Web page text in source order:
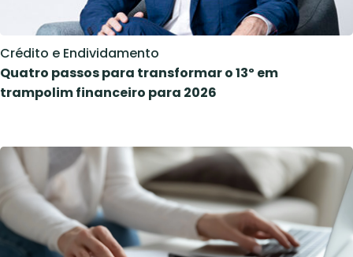
Crédito e Endividamento
Quatro passos para transformar o 13º em
trampolim financeiro para 2026